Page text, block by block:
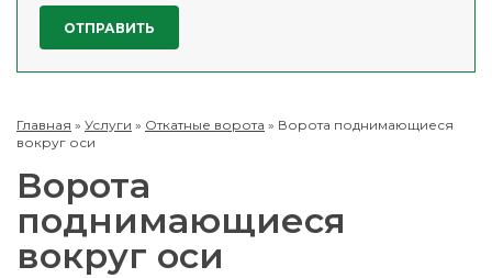
Главная » Услуги » Откатные ворота » Ворота поднимающиеся
вокруг оси
Ворота
поднимающиеся
вокруг оси